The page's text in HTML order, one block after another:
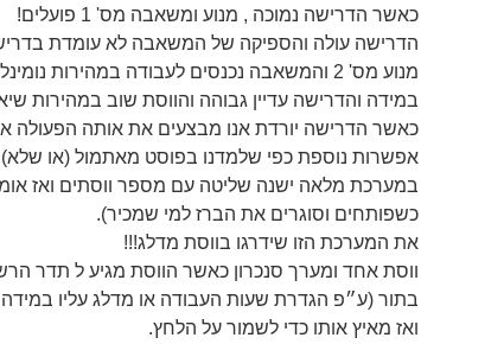
כאשר הדרישה נמוכה , מנוע ומשאבה מס' 1 פועלים!
הדרישה עולה והספיקה של המשאבה לא עומדת
מנוע מס' 2 והמשאבה נכנסים לעבודה במהירות נומינלית והווסת מוריד את מהירות המנוע ומשאבה מס' 1 כדי לאזן את הלחץ בהתאם לדרישה.
במידה והדרישה עדיין גבוהה והווסת שוב במהירות שיא נכנס מגען נוסף שמפעיל את מנוע מס' 3
כאשר הדרישה יורדת אנו מבצעים את אותה הפעולה אך הפוך מנתקים את מנוע
אפשרות נוספת כפי שלמדנו בפוסט מאתמול (או שלא)
במערכת מלאה ישנה שליטה עם מספר ווסתים ואז
כשפותחים וסוגרים את הברז למי שמכיר).
את המערכת הזו שידרגו בווסת מדלג!!!
בתור (ע״פ הגדרת שעות העבודה או מדלג עליו במידה
ואז מאיץ אותו כדי לשמור על הלחץ.